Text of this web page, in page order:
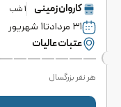
کاروانزمینی 1شب
۳۱ مرداد تا۱ شهریور
عتبات عالیات
هر نفر بزرگسال